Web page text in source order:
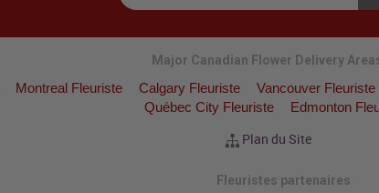
Major Canadian Flower Delivery
Montreal Fleuriste Calgary Fleuriste Vancouver Fleuriste
Québec City Fleuriste
Edmonton
Plan du Site
Fleuristes partenaires